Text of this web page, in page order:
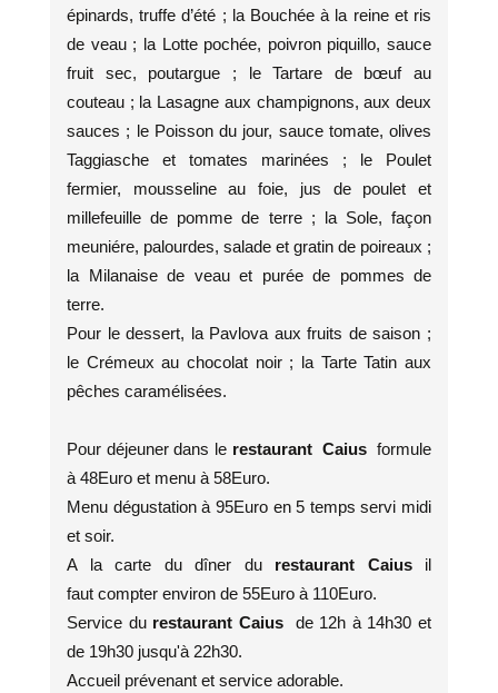
épinards, truffe d’été ; la Bouchée à la reine et ris
de veau ; la Lotte pochée, poivron piquillo, sauce
fruit sec, poutargue ; le Tartare de bœuf au
couteau ; la Lasagne aux champignons, aux deux
sauces ; le Poisson du jour, sauce tomate, olives
Taggiasche et tomates marinées ; le Poulet
fermier, mousseline au foie, jus de poulet et
millefeuille de pomme de terre ; la Sole, façon
meuniére, palourdes, salade et gratin de poireaux ;
la Milanaise de veau et purée de pommes de
terre.
Pour le dessert, la Pavlova aux fruits de saison ;
le Crémeux au chocolat noir ; la Tarte Tatin aux
pêches caramélisées.
Pour déjeuner dans lerestaurant Caius formule
à 48Euro et menu à 58Euro.
Menu dégustation à 95Euro en 5 temps servi midi
et soir.
A la carte du dîner du restaurant Caius il
faut compter environ de 55Euro à 110Euro.
Service du restaurant Caius de 12h à 14h30 et
de 19h30 jusqu'à 22h30.
Accueil prévenant et service adorable.